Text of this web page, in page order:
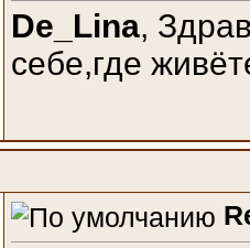
De_Lina,
себе,где